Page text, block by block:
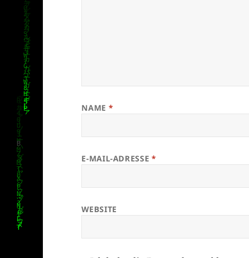
NAME *
E-MAIL-ADRESSE *
WEBSITE